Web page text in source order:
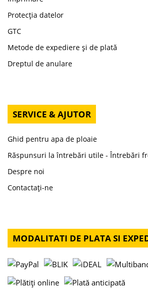
Protecția datelor
GTC
Metode de expediere și de plată
Dreptul de anulare
SERVICE & AJUTOR
Ghid pentru apa de ploaie
Răspunsuri la întrebări utile - Întrebări
Despre noi
Contactați-ne
MODALITATI DE PLATA SI